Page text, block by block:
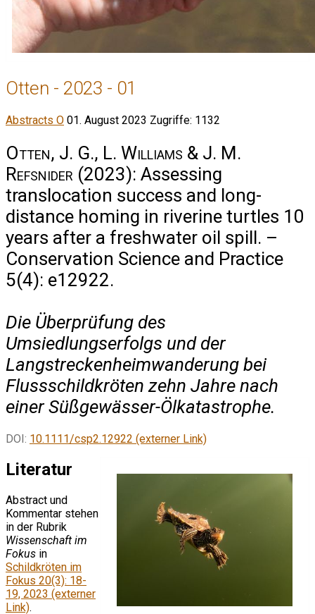
Otten - 2023 - 01
Abstracts O 01. August 2023 Zugriffe: 1132
Otten, J. G., L. Williams & J. M.
Refsnider (2023): Assessing
translocation success and long-
distance homing in riverine turtles 10
years after a freshwater oil spill. –
Conservation Science and Practice
5(4): e12922.
Die Überprüfung des
Umsiedlungserfolgs und der
Langstreckenheimwanderung bei
Flussschildkröten zehn Jahre nach
einer Süßgewässer-Ölkatastrophe.
DOI: 10.1111/csp2.12922 (externer Link)
Literatur
Abstract und
Kommentar stehen
in der Rubrik
Wissenschaft im
Fokus in
Schildkröten im
Fokus 20(3): 18-
19, 2023 (externer
Link).